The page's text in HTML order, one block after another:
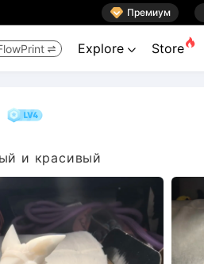
 Премиум
 Explore  Store
и красивый